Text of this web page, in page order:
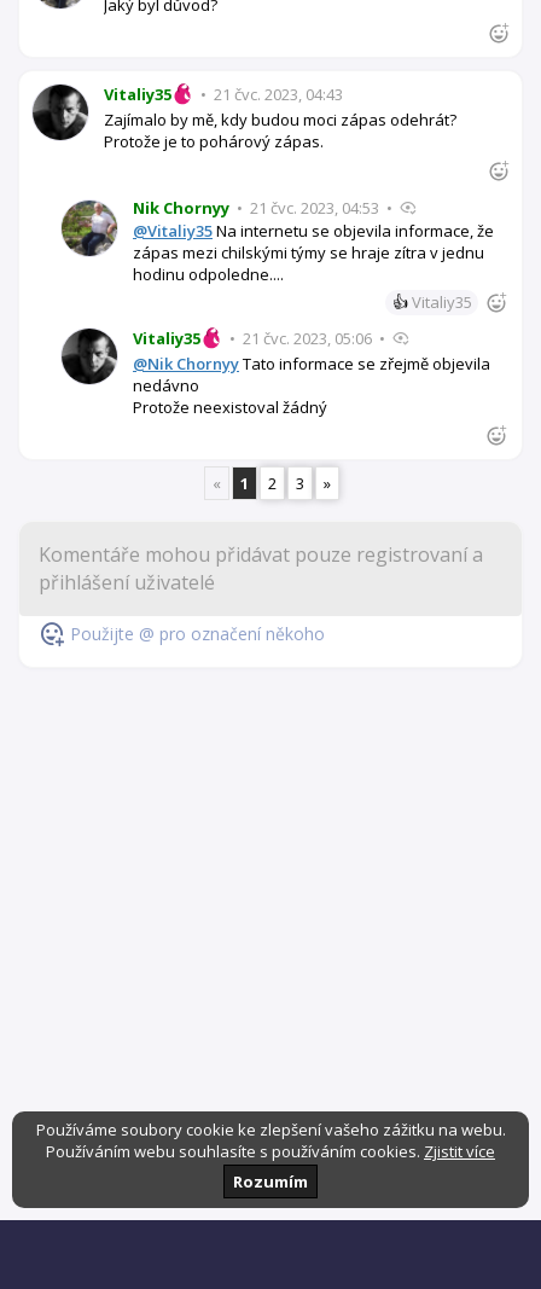
Jaký byl důvod?
Vitaliy35 • 21 čvc. 2023, 04:43
Zajímalo by mě, kdy budou moci zápas odehrát?
Protože je to pohárový zápas.
Nik Chornyy • 21 čvc. 2023, 04:53 •
@Vitaliy35Na internetu se objevila informace, že
zápas mezi chilskými týmy se hraje zítra v jednu
hodinu odpoledne....
👍Vitaliy35
Vitaliy35
• 21 čvc. 2023, 05:06 •
@Nik ChornyyTato informace se zřejmě objevila
nedávno
Protože neexistoval žádný
« 1 2 3 »
Použijte @ pro označení někoho
Používáme soubory cookie ke zlepšení vašeho zážitku na webu.
Používáním webu souhlasíte s používáním cookies. Zjistit více
Rozumím